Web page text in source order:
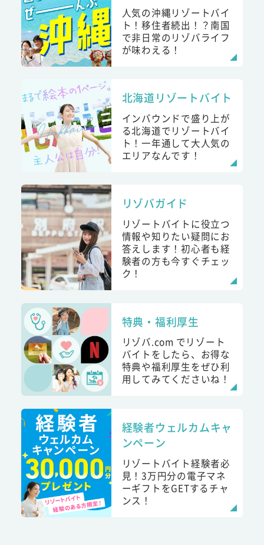
人気の沖縄リゾートバイ
ト！移住者続出！？南国
で非日常のリゾバライフ
が味わえる！
北海道リゾートバイト
インバウンドで盛り上が
る北海道でリゾートバイ
ト！一年通して大人気の
エリアなんです！
リゾバガイド
リゾートバイトに役立つ
情報や知りたい疑問にお
答えします！初心者も経
験者の方も今すぐチェッ
ク！
特典・福利厚生
リゾバ.com でリゾート
バイトをしたら、お得な
特典や福利厚生をぜひ利
用してみてくださいね！
経験者ウェルカムキャ
ンペーン
リゾートバイト経験者必
見！3万円分の電子マネ
ーギフトをGETするチャ
ンス！